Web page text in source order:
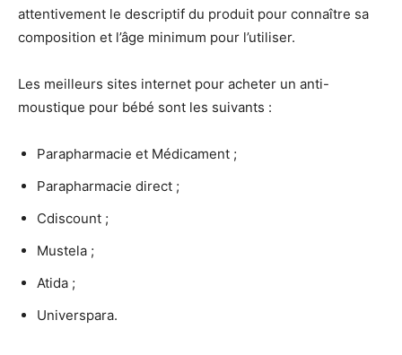
attentivement le descriptif du produit pour connaître sa
composition et l’âge minimum pour l’utiliser.
Les meilleurs sites internet pour acheter un anti-
moustique pour bébé sont les suivants :
Parapharmacie et Médicament ;
Parapharmacie direct ;
Cdiscount ;
Mustela ;
Atida ;
Universpara.